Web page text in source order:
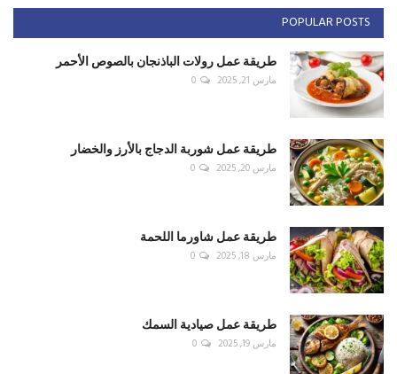
POPULAR POSTS
طريقة عمل رولات الباذنجان بالصوص الأحمر
مارس 21, 2025 0
طريقة عمل شوربة الدجاج بالأرز والخضار
مارس 20, 2025 0
طريقة عمل شاورما اللحمة
مارس 18, 2025 0
طريقة عمل صيادية السمك
مارس 19, 2025 0